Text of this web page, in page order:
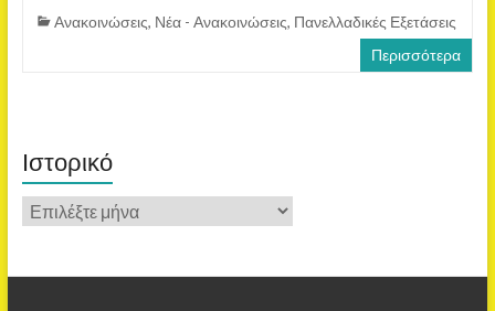
Ανακοινώσεις, Νέα - Ανακοινώσεις, Πανελλαδικές Εξετάσεις
Περισσότερα
Ιστορικό